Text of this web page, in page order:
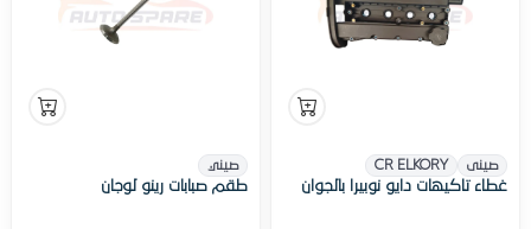
صينى CR ELKORY
غطاء تاكيهات دايو نوبيرا بالجوان
صيني
طقم صبابات رينو لوجان